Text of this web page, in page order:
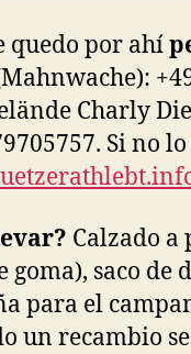
quedo por ahí
Charly
Si no
Calzado
goma), saco
para el
un recambio